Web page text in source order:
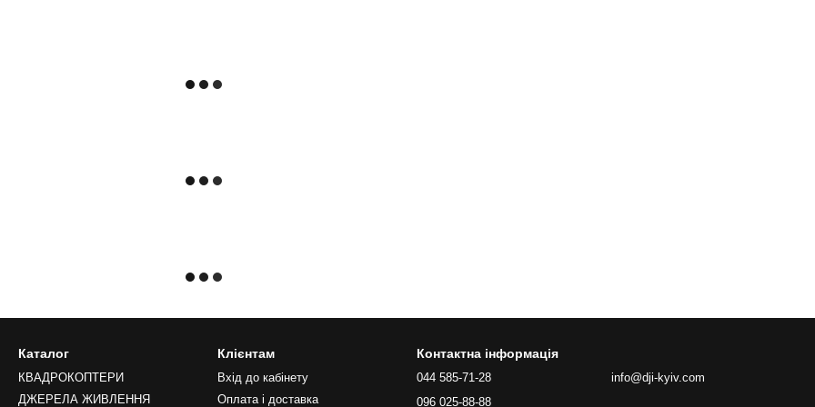
Каталог
КВАДРОКОПТЕРИ
ДЖЕРЕЛА ЖИВЛЕННЯ
Клієнтам
Вхід до кабінету
Оплата і доставка
Контактна інформація
044 585-71-28
096 025-88-88
info@dji-kyiv.com